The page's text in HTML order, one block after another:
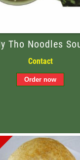
Tho Noodles
Contact